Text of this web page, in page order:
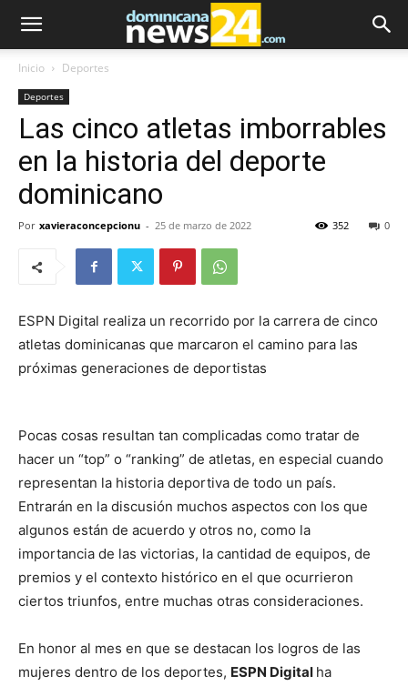
Inicio Deportes
Deportes
Las cinco atletas imborrables
en la historia del deporte
dominicano
Por xavieraconcepcionu - 25 de marzo de 2022 0
352
ESPN Digital realiza un recorrido por la carrera de cinco
atletas dominicanas que marcaron el camino para las
próximas generaciones de deportistas
Pocas cosas resultan tan complicadas como tratar de
hacer un “top” o “ranking” de atletas, en especial cuando
representan la historia deportiva de todo un país.
Entrarán en la discusión muchos aspectos con los que
algunos están de acuerdo y otros no, como la
importancia de las victorias, la cantidad de equipos, de
premios y el contexto histórico en el que ocurrieron
ciertos triunfos, entre muchas otras consideraciones.
En honor al mes en que se destacan los logros de las
mujeres dentro de los deportes, ESPN Digital ha